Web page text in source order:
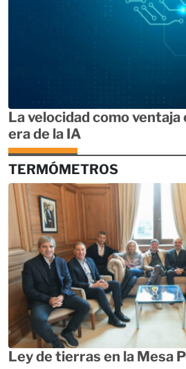
La velocidad como
era de la IA
TERMÓMETROS
Ley de tierras en la Mesa